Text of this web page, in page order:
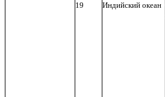
19 Индийский океан